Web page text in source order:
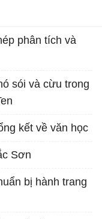
phân tích và
sói và cừu trong
kết về văn học
Sơn
bị hành trang